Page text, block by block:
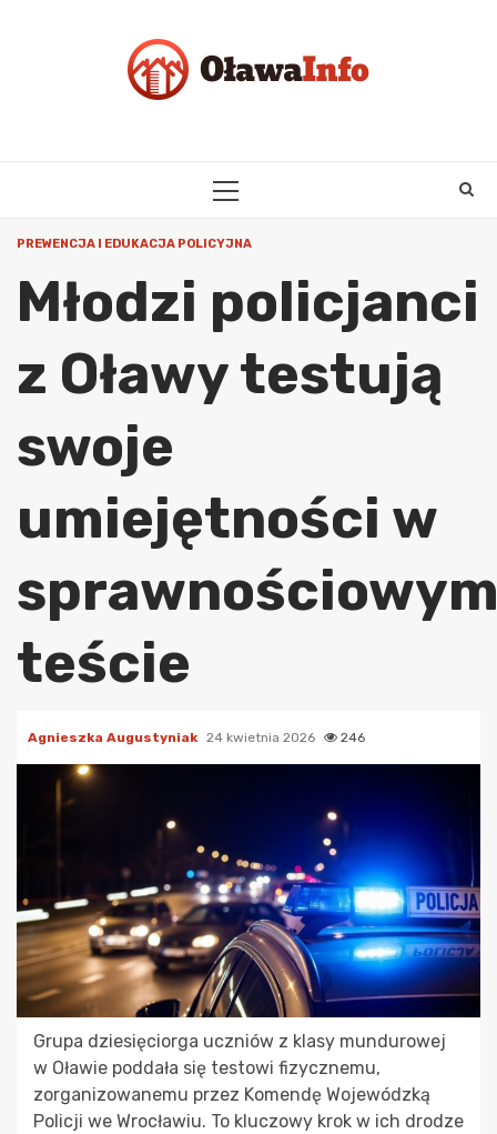
PRIMARY
PREWENCJA I EDUKACJA POLICYJNA
Młodzi policjanci
z Oławy testują
swoje
umiejętności w
teście
Agnieszka Augustyniak 24 kwietnia 2026 246
Grupa dziesięciorga uczniów z klasy mundurowej
w Oławie poddała się testowi fizycznemu,
zorganizowanemu przez Komendę Wojewódzką
Policji we Wrocławiu. To kluczowy krok w ich drodze